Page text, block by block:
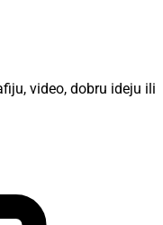
video, dobru ideju ili